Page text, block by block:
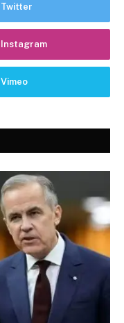
Twitter
Instagram
Vimeo